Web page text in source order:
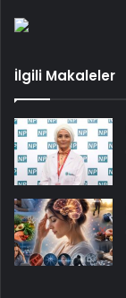
İlgili Makaleler